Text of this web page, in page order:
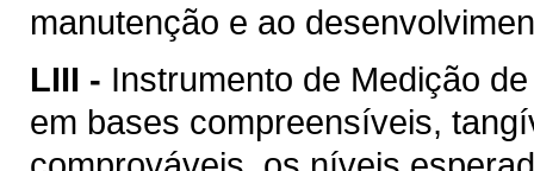
manutenção e ao
LIII - Instrumento de Medição
em bases compreensíveis,